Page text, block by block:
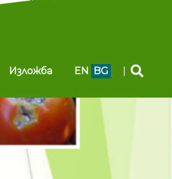
Изложба EN BG